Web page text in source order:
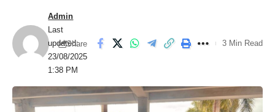
Last
updated:
23/08/2025
1:38 PM
Admin
Share 3 Min Read